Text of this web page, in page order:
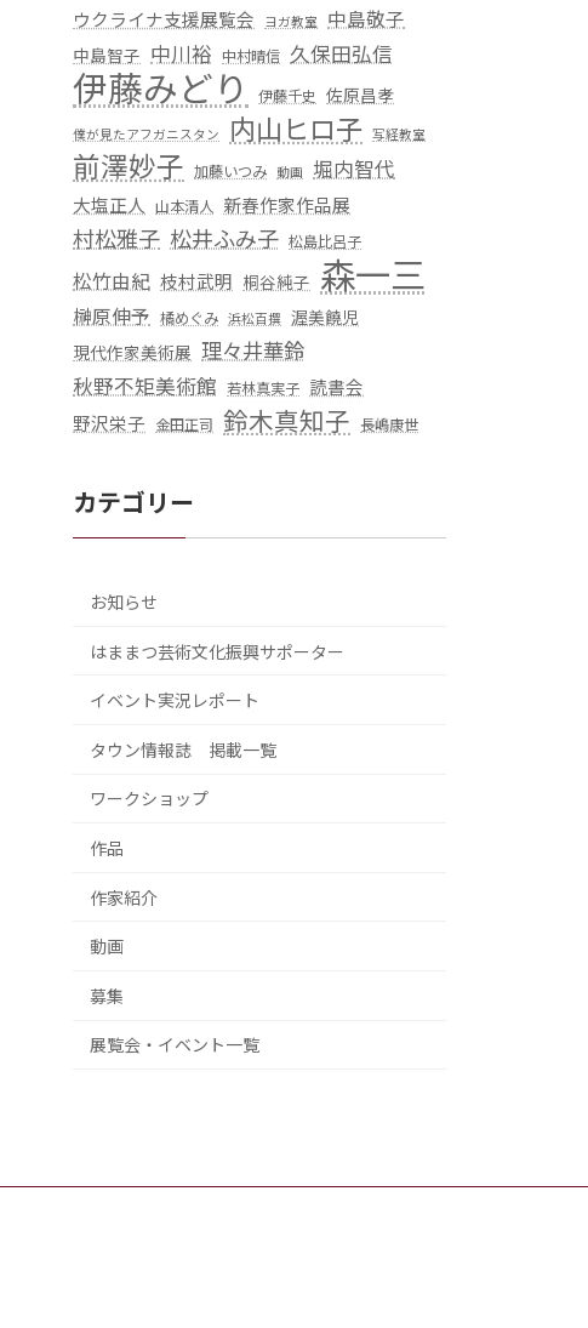
ウクライナ支援展覧会 ヨガ教室 中島敬子
中島智子 中川裕 中村晴信 久保田弘信
伊藤みどり 伊藤千史 佐原昌孝
僕が見たアフガニスタン 内山ヒロ子 写経教室
前澤妙子 加藤いつみ 動画 堀内智代
大塩正人 山本清人 新春作家作品展
村松雅子 松井ふみ子 松島比呂子
松竹由紀 枝村武明 桐谷純子 森一三
榊原伸予 橘めぐみ 浜松百撰
渥美饒児
現代作家美術展 理々井華鈴
秋野不矩美術館 若林真実子 読書会
野沢栄子
金田正司 鈴木真知子 長嶋康世
カテゴリー
お知らせ
はままつ芸術文化振興サポーター
イベント実況レポート
タウン情報誌 掲載一覧
ワークショップ
作品
作家紹介
動画
募集
展覧会・イベント一覧